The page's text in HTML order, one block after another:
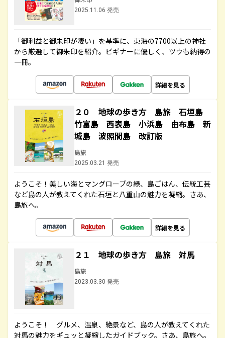
2025.11.06 発売
「御利益と御朱印が凄い」を基準に、東海の7700以上の神社
から厳選して御朱印を紹介。ビギナーに優しく、ツウも納得の
一冊。
詳細を見る
２０ 地球の歩き方 島旅 石垣島
竹富島 西表島 小浜島 由布島 新
城島 波照間島 改訂版
島旅
2025.03.21 発売
ようこそ！美しい海とマングローブの緑、島ごはん、伝統工芸
など島の人が教えてくれた石垣と八重山の魅力を凝縮。さあ、
島旅へ。
詳細を見る
２１ 地球の歩き方 島旅 対馬
島旅
2023.03.30 発売
ようこそ！ グルメ、温泉、絶景など、島の人が教えてくれた
対馬の魅力をギュッと凝縮したガイドブック。さあ、島旅へ。